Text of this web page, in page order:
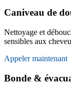
Caniveau de
Nettoyage et
sensibles aux
Appeler maintenant
Bonde &